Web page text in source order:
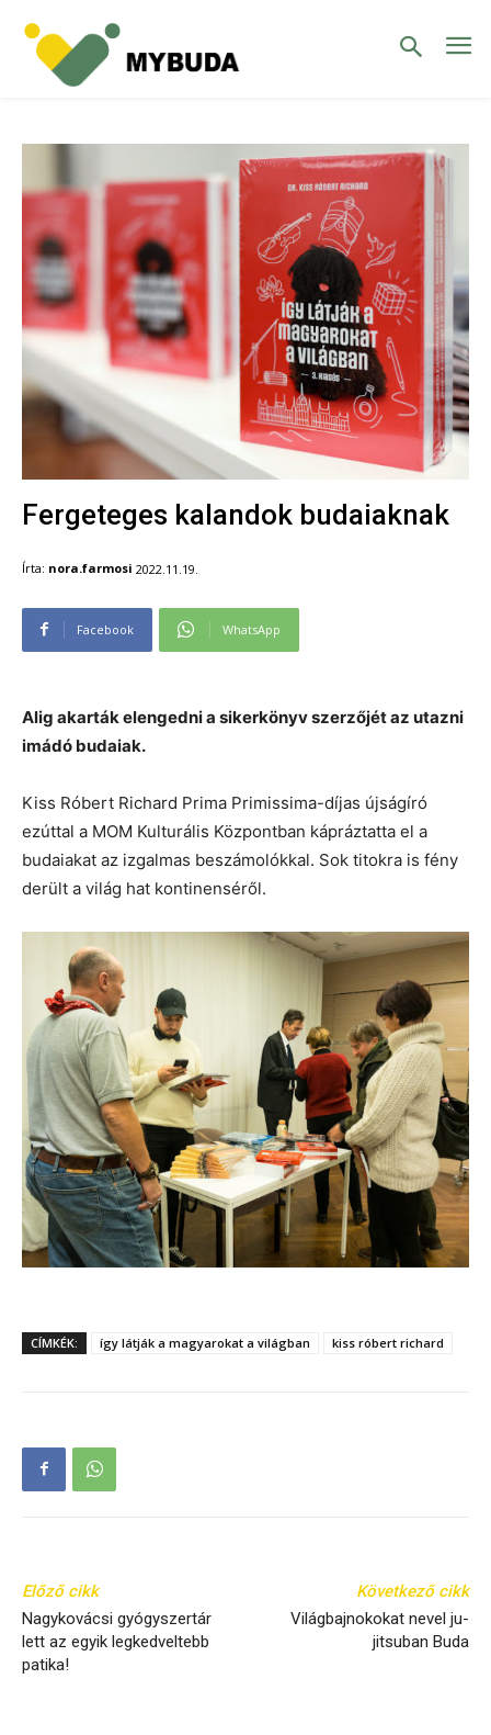
Fergeteges kalandok budaiaknak
Írta: nora.farmosi 2022.11.19.
Facebook WhatsApp
Alig akarták elengedni a sikerkönyv szerzőjét az utazni
imádó budaiak.
Kiss Róbert Richard Prima Primissima-díjas újságíró
ezúttal a MOM Kulturális Központban kápráztatta el a
budaiakat az izgalmas beszámolókkal. Sok titokra is fény
derült a világ hat kontinenséről.
CÍMKÉK: így látják a magyarokat a világban kiss róbert richard
Előző cikk
Nagykovácsi gyógyszertár
lett az egyik legkedveltebb
patika!
Következő cikk
Világbajnokokat nevel ju-
jitsuban Buda